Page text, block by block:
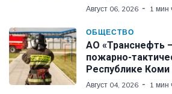
Август 06, 2026 1 мин
ОБЩЕСТВО
АО «Транснефть
пожарно-
Республике Коми
Август 04, 2026 1 мин